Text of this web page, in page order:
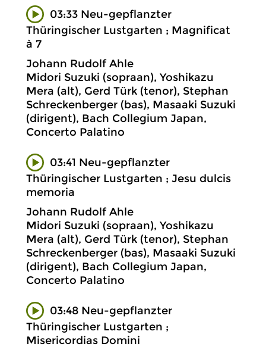
03:33 Neu-gepflanzter
Thüringischer Lustgarten ; Magnificat
à 7
Johann Rudolf Ahle
Midori Suzuki (sopraan), Yoshikazu
Mera (alt), Gerd Türk (tenor), Stephan
Schreckenberger (bas), Masaaki Suzuki
(dirigent), Bach Collegium Japan,
Concerto Palatino
03:41 Neu-gepflanzter
Thüringischer Lustgarten ; Jesu dulcis
memoria
Johann Rudolf Ahle
Midori Suzuki (sopraan), Yoshikazu
Mera (alt), Gerd Türk (tenor), Stephan
Schreckenberger (bas), Masaaki Suzuki
(dirigent), Bach Collegium Japan,
Concerto Palatino
03:48 Neu-gepflanzter
Thüringischer Lustgarten ;
Misericordias Domini